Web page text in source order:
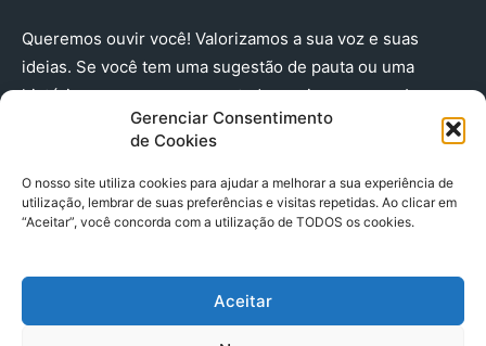
Gerenciar Consentimento
de Cookies
O nosso site utiliza cookies para ajudar a melhorar a sua experiência de
utilização, lembrar de suas preferências e visitas repetidas. Ao clicar em
“Aceitar”, você concorda com a utilização de TODOS os cookies.
Aceitar
Queremos ouvir você! Valorizamos a sua voz e suas
ideias. Se você tem uma sugestão de pauta ou uma
história que merece ser contada, envie-nos agora!
(91) 98224 - 3111
© 2025 A Província do Pará CNPJ: 04.901.141/0001-36 End .